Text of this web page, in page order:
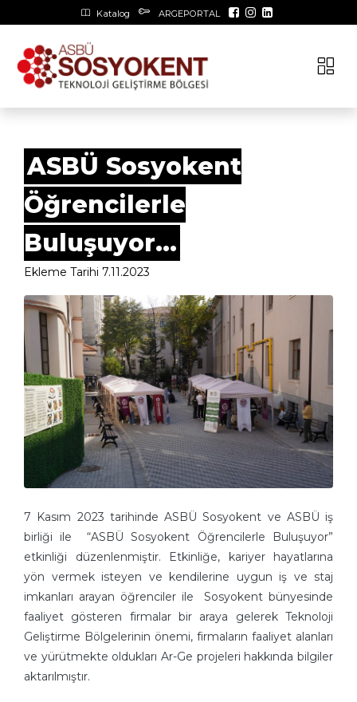
Katalog ARGEPORTAL
ASBÜ Sosyokent
Öğrencilerle
Buluşuyor...
Ekleme Tarihi 7.11.2023
7 Kasım 2023 tarihinde ASBÜ Sosyokent ve ASBÜ iş
birliği ile “ASBÜ Sosyokent Öğrencilerle Buluşuyor”
etkinliği düzenlenmiştir. Etkinliğe, kariyer hayatlarına
yön vermek isteyen ve kendilerine uygun iş ve staj
imkanları arayan öğrenciler ile Sosyokent bünyesinde
faaliyet gösteren firmalar bir araya gelerek Teknoloji
Geliştirme Bölgelerinin önemi, firmaların faaliyet alanları
ve yürütmekte oldukları Ar-Ge projeleri hakkında bilgiler
aktarılmıştır.